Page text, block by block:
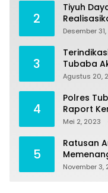
2
Tiyuh
Program
Desember
3
Tubaba
Agustus 20,
4
Polres
Raport
Alaidin
Mei 2, 2023
5
Ratusan
Tubaba
November 3,